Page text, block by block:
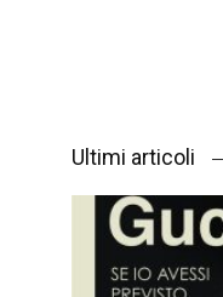
Ultimi articoli